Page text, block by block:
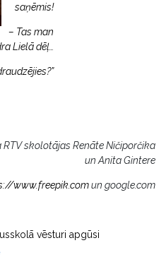
saņēmis!
– Tas man
Lielā dēļ…
skolotājas Renāte Ničiporčika
un Anita Gintere
www.freepik.comun google.com
vēsturi apgūsi